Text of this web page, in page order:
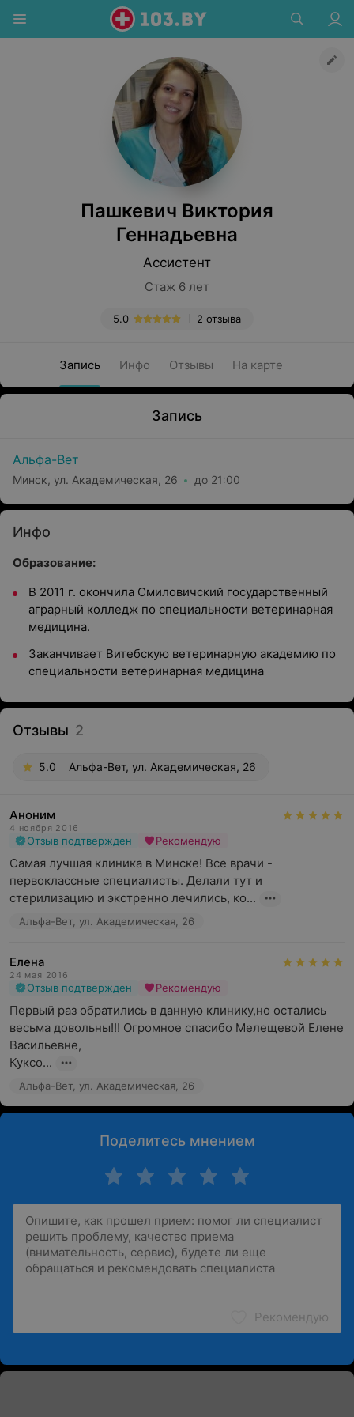
Пашкевич Виктория
Геннадьевна
Ассистент
Стаж 6 лет
2 отзыва
5.0
Запись Инфо Отзывы На карте
Запись
Альфа-Вет
Минск, ул. Академическая, 26 до 21:00
Инфо
Образование:
В 2011 г. окончила Смиловичский государственный
аграрный колледж по специальности ветеринарная
медицина.
Заканчивает Витебскую ветеринарную академию по
специальности ветеринарная медицина
Отзывы 2
5.0 Альфа-Вет, ул. Академическая, 26
Аноним
4 ноября 2016
Отзыв подтвержден Рекомендую
Самая лучшая клиника в Минске! Все врачи -
первоклассные специалисты. Делали тут и
стерилизацию и экстренно лечились, ко...
Альфа-Вет, ул. Академическая, 26
Елена
24 мая 2016
Отзыв подтвержден Рекомендую
Первый раз обратились в данную клинику,но остались
весьма довольны!!! Огромное спасибо Мелещевой Елене
Васильевне,
Куксо...
Альфа-Вет, ул. Академическая, 26
Поделитесь мнением
Рекомендую